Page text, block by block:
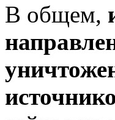
В общем,